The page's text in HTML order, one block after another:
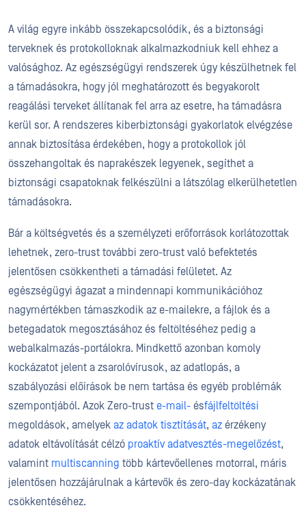
A világ egyre inkább összekapcsolódik, és a biztonsági
terveknek és protokolloknak alkalmazkodniuk kell ehhez a
valósághoz. Az egészségügyi rendszerek úgy készülhetnek fel
a támadásokra, hogy jól meghatározott és begyakorolt
reagálási terveket állítanak fel arra az esetre, ha támadásra
kerül sor. A rendszeres kiberbiztonsági gyakorlatok elvégzése
annak biztosítása érdekében, hogy a protokollok jól
összehangoltak és naprakészek legyenek, segíthet a
biztonsági csapatoknak felkészülni a látszólag elkerülhetetlen
támadásokra.
Bár a költségvetés és a személyzeti erőforrások korlátozottak
lehetnek, zero-trust további zero-trust való befektetés
jelentősen csökkentheti a támadási felületet. Az
egészségügyi ágazat a mindennapi kommunikációhoz
nagymértékben támaszkodik az e-mailekre, a fájlok és a
betegadatok megosztásához és feltöltéséhez pedig a
webalkalmazás-portálokra. Mindkettő azonban komoly
kockázatot jelent a zsarolóvírusok, az adatlopás, a
szabályozási előírások be nem tartása és egyéb problémák
szempontjából. Azok Zero-trust e-mail- ésfájlfeltöltési
megoldások, amelyek az adatok tisztítását, az érzékeny
adatok eltávolítását célzó proaktív adatvesztés-megelőzést,
valamint multiscanning több kártevőellenes motorral, máris
jelentősen hozzájárulnak a kártevők és zero-day kockázatának
csökkentéséhez.